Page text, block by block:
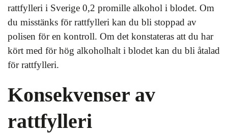
rattfylleri i Sverige 0,2 promille alkohol i blodet. Om
du misstänks för rattfylleri kan du bli stoppad av
polisen för en kontroll. Om det konstateras att du har
kört med för hög alkoholhalt i blodet kan du bli åtalad
för rattfylleri.
Konsekvenser av
rattfylleri